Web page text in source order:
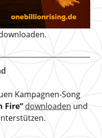
Kampagnen-Song
Fire“ downloaden und